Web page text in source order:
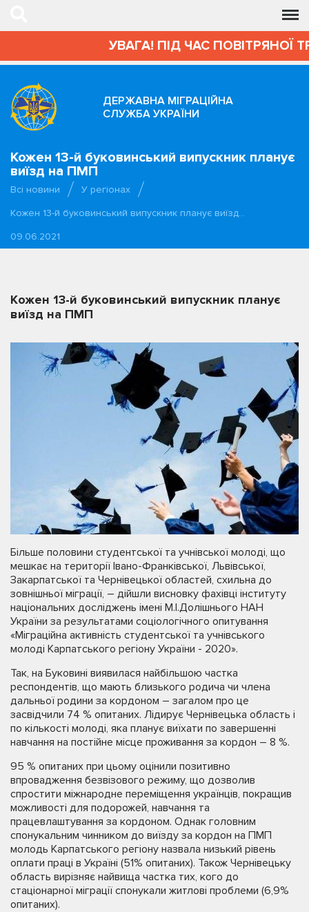
УВАГА! ПІД ЧАС ПОВІТРЯНОЇ
ДЕРЖАВНА МІГРАЦІЙНА
СЛУЖБА УКРАЇНИ
Кожен 13-й буковинський випускник планує
виїзд на ПМП
Всі новини
У регіонах
Кожен 13-й буковинський випускник планує виїзд…
09.06.2021
Кожен 13-й буковинський випускник планує
виїзд на ПМП
Більше половини студентської та учнівської молоді, що
мешкає на території Івано-Франківської, Львівської,
Закарпатської та Чернівецької областей, схильна до
зовнішньої міграції, – дійшли висновку фахівці інституту
національних досліджень імені М.І.Долішнього НАН
України за результатами соціологічного опитування
«Міграційна активність студентської та учнівського
молоді Карпатського регіону України - 2020».
Так, на Буковині виявилася найбільшою частка
респондентів, що мають близького родича чи члена
дальньої родини за кордоном – загалом про це
засвідчили 74 % опитаних. Лідирує Чернівецька область і
по кількості молоді, яка планує виїхати по завершенні
навчання на постійне місце проживання за кордон – 8 %.
95 % опитаних при цьому оцінили позитивно
впровадження безвізового режиму, що дозволив
спростити міжнародне переміщення українців, покращив
можливості для подорожей, навчання та
працевлаштування за кордоном. Однак головним
спонукальним чинником до виїзду за кордон на ПМП
молодь Карпатського регіону назвала низький рівень
оплати праці в Україні (51% опитаних). Також Чернівецьку
область вирізняє найвища частка тих, кого до
стаціонарної міграції спонукали житлові проблеми (6,9%
опитаних).